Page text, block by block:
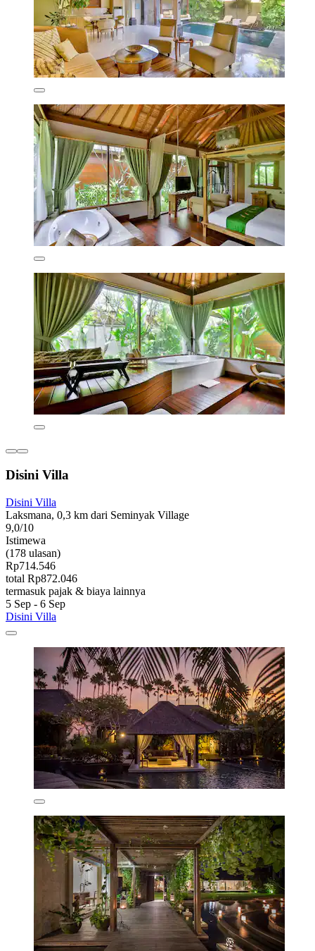
Disini Villa
Disini Villa
Laksmana, 0,3 km dari Seminyak Village
9,0/10
Istimewa
(178 ulasan)
Rp714.546
total Rp872.046
termasuk pajak & biaya lainnya
5 Sep - 6 Sep
Disini Villa